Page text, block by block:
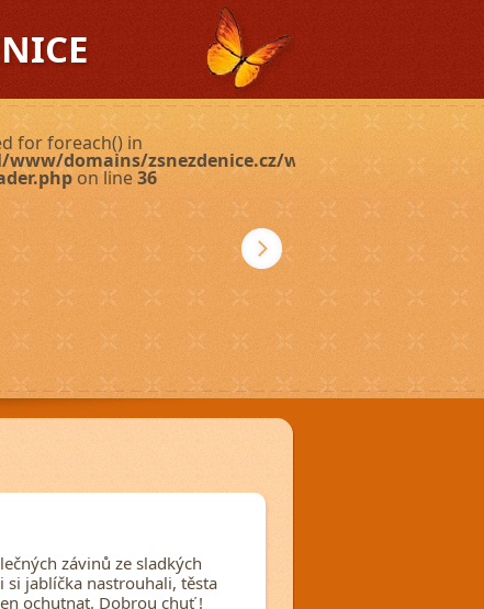
for foreach() in
domains/zsnezdenice.cz/wp-
on line36
závinů ze sladkých
jablíčka nastrouhali, těsta
ochutnat. Dobrou chuť !